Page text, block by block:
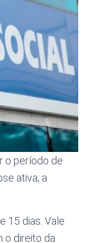
o período de
ativa; a
15 dias. Vale
o direito da